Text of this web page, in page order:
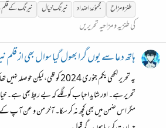
طنز و مزا ح
مجموُعۂ اضداد نیرنگخیال نیرنگکےقلم
کی طنزیہ و مزاحیہ تحریریں
ہاتھ دعا سے یوں گرا بھول گیا سوال بھی از
یہ تحریر لکھی یکم جنوری 2024 کو
تحریر ہے۔ اور شاید احباب کو لگے کہ بے ربط بھی ہے۔
مگر اس ضمن میں بھی کچھ نہ کر سکا۔ آخر من و عن